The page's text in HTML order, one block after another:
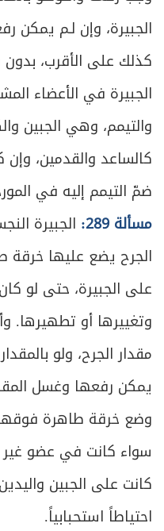
الجبيرة، وإن لـم يمكن
كذلك على الأقرب،
الجبيرة في الأعضاء
والتيمم، وهي الجبين
كالساعد والقدمين، وإن
ضمّ التيمم إليه في
مسألة 289:
الجبيرة
الجرح يضع عليها
على الجبيرة، حتى لو
وتغييرها أو تطهيرها.
مقدار الجرح، ولو
يمكن رفعها وغسل
وضع خرقة طاهرة
سواء كانت في عضو غير
كانت على الجبين
احتياطاً استحبابياً.
352 الوَطن وأقسامه
ص
355 المبحث الأول ـ
360 المبحث الثاني
ص
367 المبحث الثالث ـ
ص 376 المبحث الرابع ـ مبدأ الشروع في القصر
ص
378
المبحث الخامس ـ
المسافر
381 الفصل الخامس:
ص 384
المبحث الأول ـ
الاقتداء
386 المبحث الثاني ـ
ص
388 المبحث الثالث ـ
394 المبحث الرابع ـ